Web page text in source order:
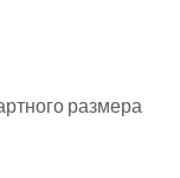
размера